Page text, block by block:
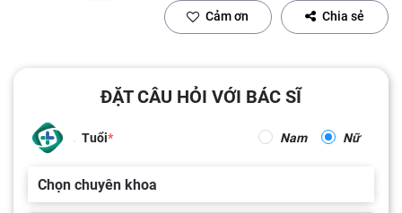
Cảm ơn Chia sẻ
ĐẶT CÂU HỎI VỚI BÁC SĨ
Tuổi Nam Nữ
Chọn chuyên khoa